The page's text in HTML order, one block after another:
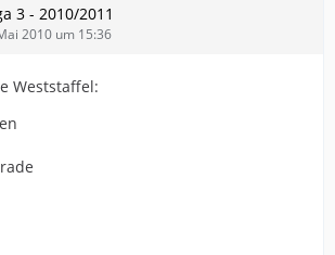
3 - 2010/2011
2010 um 15:36
Weststaffel: